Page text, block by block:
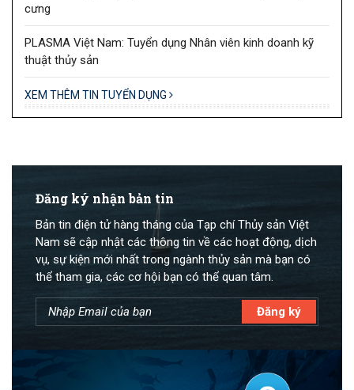
cưng
PLASMA Việt Nam: Tuyển dụng Nhân viên kinh doanh kỹ
thuật thủy sản
XEM THÊM TIN TUYỂN DỤNG
Đăng ký nhận bản tin
Bản tin điện tử hàng tháng của Tạp chí Thủy sản Việt
Nam sẽ cập nhật các thông tin về các hoạt động, dịch
vụ, sự kiện mới nhất trong ngành thủy sản mà bạn có
thể tham gia, các cơ hội bạn có thể quan tâm.